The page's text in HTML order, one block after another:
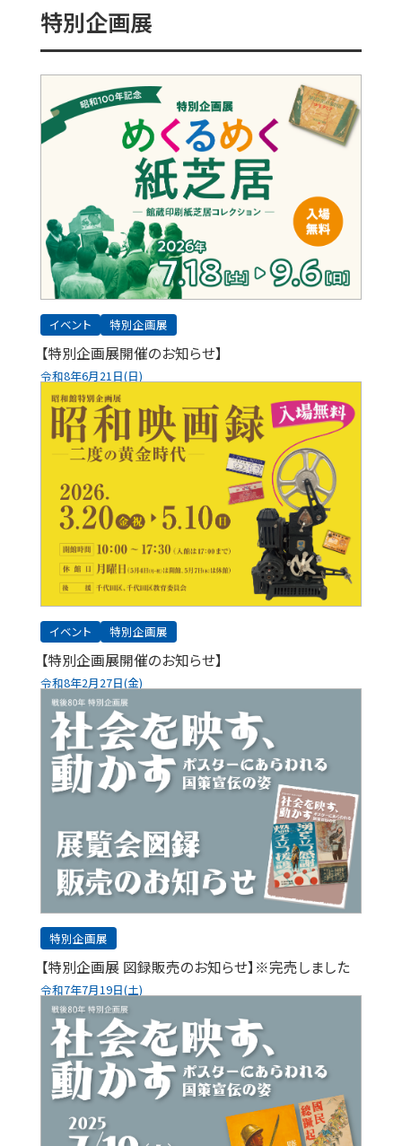
特別企画展
イベント 特別企画展
【特別企画展開催のお知らせ】
令和8年6月21日(日)
イベント 特別企画展
【特別企画展開催のお知らせ】
令和8年2月27日(金)
特別企画展
【特別企画展 図録販売のお知らせ】※完売しました
令和7年7月19日(土)